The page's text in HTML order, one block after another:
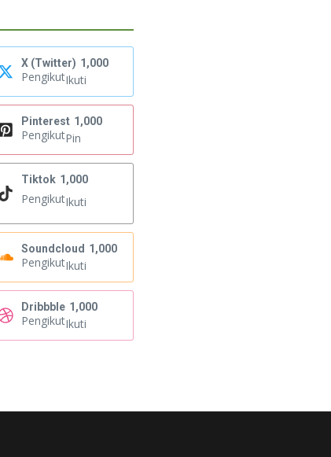
X (Twitter) 1,000
PengikutIkuti
Pinterest 1,000
PengikutPin
Tiktok 1,000
PengikutIkuti
Soundcloud 1,000
PengikutIkuti
Dribbble 1,000
PengikutIkuti